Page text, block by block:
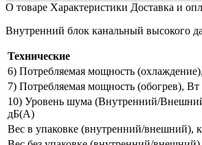
О товаре Характеристики Доставка и
Внутренний блок канальный высокого
Технические
6) Потребляемая мощность
7) Потребляемая мощность (обогрев), Вт
10) Уровень шума (Внутренний/
дБ(А)
Вес в упаковке (внутренний/внешний),